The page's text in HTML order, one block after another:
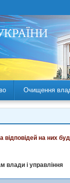
Очищення
відповідей на
влади і управління